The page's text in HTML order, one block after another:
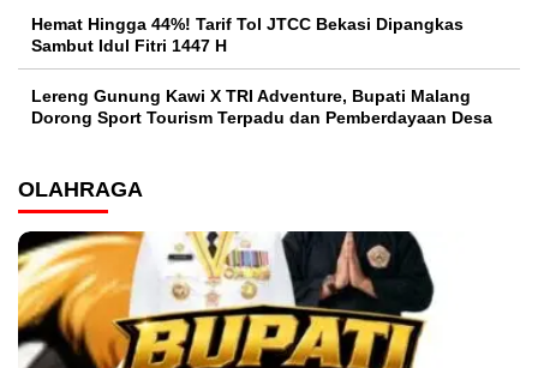
Hemat Hingga 44%! Tarif Tol JTCC Bekasi Dipangkas
Sambut Idul Fitri 1447 H
Lereng Gunung Kawi X TRI Adventure, Bupati Malang
Dorong Sport Tourism Terpadu dan Pemberdayaan Desa
OLAHRAGA